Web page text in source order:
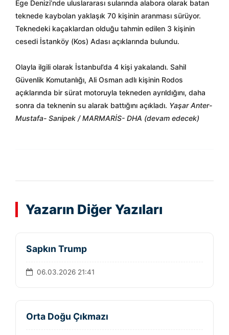
Ege Denizi’nde uluslararası sularında alabora olarak batan
teknede kaybolan yaklaşık 70 kişinin aranması sürüyor.
Teknedeki kaçaklardan olduğu tahmin edilen 3 kişinin
cesedi İstanköy (Kos) Adası açıklarında bulundu.
Olayla ilgili olarak İstanbul’da 4 kişi yakalandı. Sahil
Güvenlik Komutanlığı, Ali Osman adlı kişinin Rodos
açıklarında bir sürat motoruyla tekneden ayrıldığını, daha
sonra da teknenin su alarak battığını açıkladı. Yaşar Anter-
Mustafa- Sarıipek / MARMARİS- DHA (devam edecek)
Yazarın Diğer Yazıları
Sapkın Trump
06.03.2026 21:41
Orta Doğu Çıkmazı